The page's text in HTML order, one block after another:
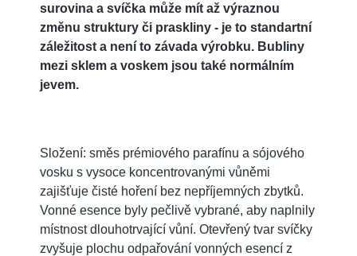
surovina a svíčka může mít až výraznou
změnu struktury či praskliny - je to standartní
záležitost a není to závada výrobku. Bubliny
mezi sklem a voskem jsou také normálním
jevem.
Složení: směs prémiového parafínu a sójového
vosku s vysoce koncentrovanými vůněmi
zajišťuje čisté hoření bez nepříjemných zbytků.
Vonné esence byly pečlivě vybrané, aby naplnily
místnost dlouhotrvající vůní. Otevřený tvar svíčky
zvyšuje plochu odpařování vonných esencí z